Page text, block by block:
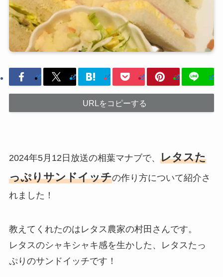
URLをコピーする
2024年5月12日放送の相葉マナブで、 レタスた
っぷりサンドイッチの作り方について紹介さ
れました！
教えてくれたのはレタス農家の村田さんです。
レタスのシャキシャキ感を生かした、レタスたっ
ぷりのサンドイッチです！